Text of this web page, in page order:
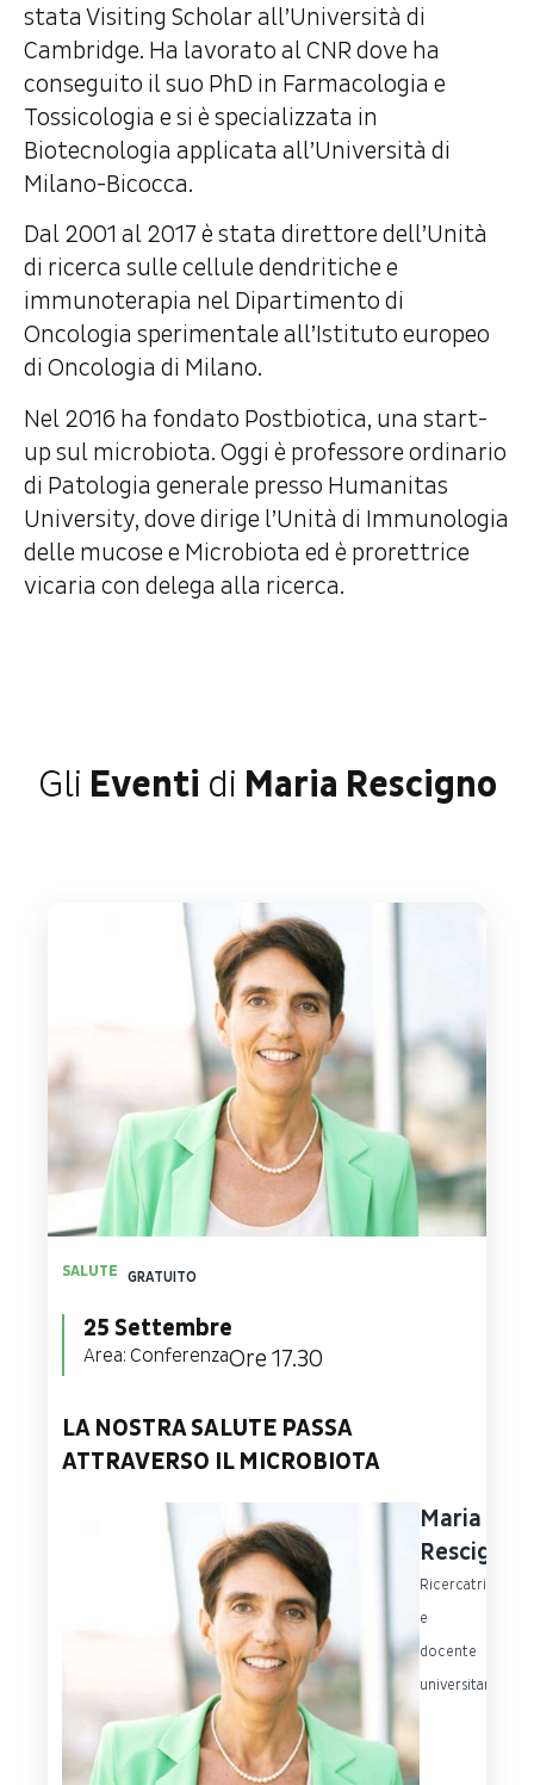
stata Visiting Scholar all’Università di
Cambridge. Ha lavorato al CNR dove ha
conseguito il suo PhD in Farmacologia e
Tossicologia e si è specializzata in
Biotecnologia applicata all’Università di
Milano-Bicocca.
Dal 2001 al 2017 è stata direttore dell’Unità
di ricerca sulle cellule dendritiche e
immunoterapia nel Dipartimento di
Oncologia sperimentale all’Istituto europeo
di Oncologia di Milano.
Nel 2016 ha fondato Postbiotica, una start-
up sul microbiota. Oggi è professore ordinario
di Patologia generale presso Humanitas
University, dove dirige l’Unità di Immunologia
delle mucose e Microbiota ed è prorettrice
vicaria con delega alla ricerca.
Gli Eventi di Maria Rescigno
SALUTE GRATUITO
25 Settembre
Area: ConferenzaOre 17.30
LA NOSTRA SALUTE PASSA
ATTRAVERSO IL MICROBIOTA
Maria
Rescigno
Ricercatrice
e
docente
universitaria